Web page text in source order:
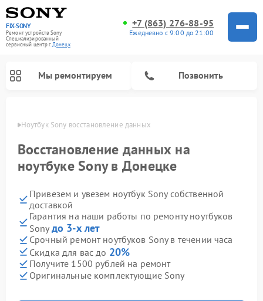
FIX-SONY
Ремонт устройств Sony
Специализированный
cервисный центр г. Донецк
+7 (863) 276-88-95
Ежедневно с 9:00 до 21:00
Мы ремонтируем Позвонить
Ноутбук Sony восстановление данных
Восстановление данных на
ноутбуке Sony в Донецке
Привезем и увезем ноутбук Sony собственной
доставкой
Гарантия на наши работы по ремонту ноутбуков
Sony до 3-х лет
Срочный ремонт ноутбуков Sony в течении часа
Скидка для вас до 20%
Получите 1500 рублей на ремонт
Оригинальные комплектующие Sony